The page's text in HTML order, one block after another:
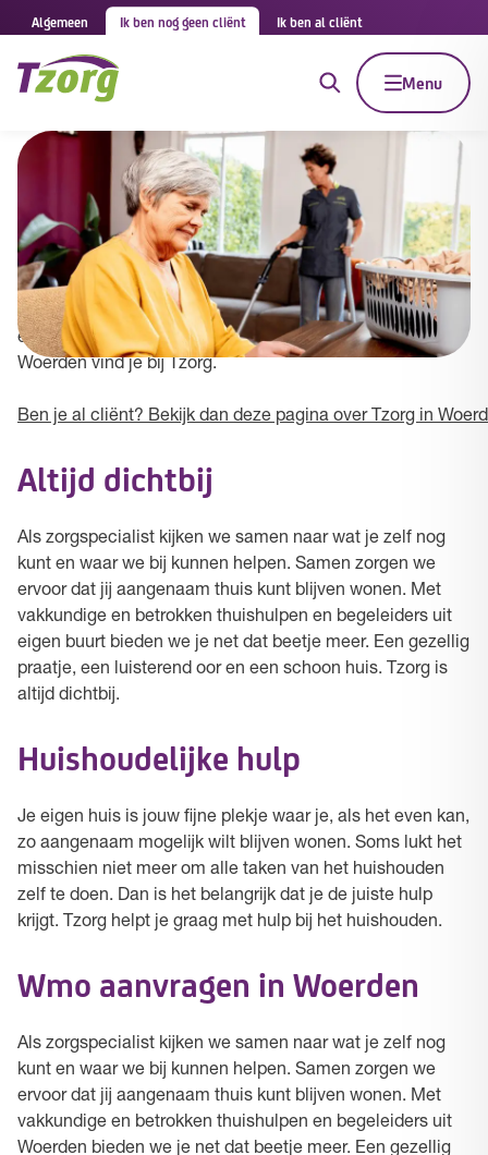
Algemeen Ik ben nog geen cliënt Ik ben al cliënt
Menu
Tzorg in Woerden
Tzorg biedt huishoudelijke hulp door heel Nederland. Ook
in jouw gemeente. Wij helpen met persoonlijke aandacht,
werken vanuit jouw buurt en met vakkundige thuishulpen
en begeleiders. De beste hulp bij het huishouden in
Woerden vind je bij Tzorg.
Ben je al cliënt? Bekijk dan deze pagina over Tzorg in
Altijd dichtbij
Als zorgspecialist kijken we samen naar wat je zelf nog
kunt en waar we bij kunnen helpen. Samen zorgen we
ervoor dat jij aangenaam thuis kunt blijven wonen. Met
vakkundige en betrokken thuishulpen en begeleiders uit
eigen buurt bieden we je net dat beetje meer. Een gezellig
praatje, een luisterend oor en een schoon huis. Tzorg is
altijd dichtbij.
Huishoudelijke hulp
Je eigen huis is jouw fijne plekje waar je, als het even kan,
zo aangenaam mogelijk wilt blijven wonen. Soms lukt het
misschien niet meer om alle taken van het huishouden
zelf te doen. Dan is het belangrijk dat je de juiste hulp
krijgt. Tzorg helpt je graag met hulp bij het huishouden.
Wmo aanvragen in Woerden
Als zorgspecialist kijken we samen naar wat je zelf nog
kunt en waar we bij kunnen helpen. Samen zorgen we
ervoor dat jij aangenaam thuis kunt blijven wonen. Met
vakkundige en betrokken thuishulpen en begeleiders uit
Woerden bieden we je net dat beetje meer. Een gezellig